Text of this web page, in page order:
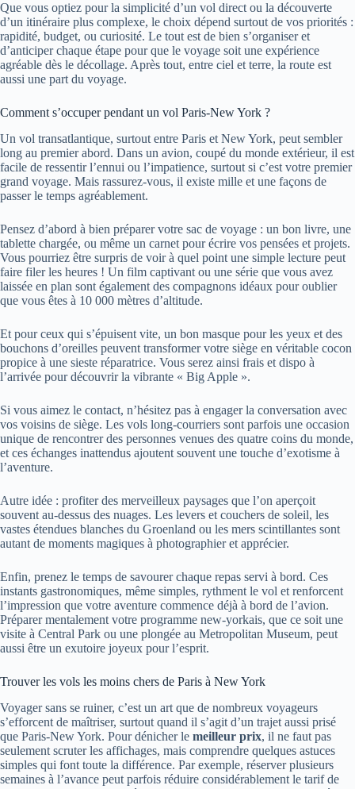
Que vous optiez pour la simplicité d’un vol direct ou la découverte
d’un itinéraire plus complexe, le choix dépend surtout de vos priorités :
rapidité, budget, ou curiosité. Le tout est de bien s’organiser et
d’anticiper chaque étape pour que le voyage soit une expérience
agréable dès le décollage. Après tout, entre ciel et terre, la route est
aussi une part du voyage.
Comment s’occuper pendant un vol Paris-New York ?
Un vol transatlantique, surtout entre Paris et New York, peut sembler
long au premier abord. Dans un avion, coupé du monde extérieur, il est
facile de ressentir l’ennui ou l’impatience, surtout si c’est votre premier
grand voyage. Mais rassurez-vous, il existe mille et une façons de
passer le temps agréablement.
Pensez d’abord à bien préparer votre sac de voyage : un bon livre, une
tablette chargée, ou même un carnet pour écrire vos pensées et projets.
Vous pourriez être surpris de voir à quel point une simple lecture peut
faire filer les heures ! Un film captivant ou une série que vous avez
laissée en plan sont également des compagnons idéaux pour oublier
que vous êtes à 10 000 mètres d’altitude.
Et pour ceux qui s’épuisent vite, un bon masque pour les yeux et des
bouchons d’oreilles peuvent transformer votre siège en véritable cocon
propice à une sieste réparatrice. Vous serez ainsi frais et dispo à
l’arrivée pour découvrir la vibrante « Big Apple ».
Si vous aimez le contact, n’hésitez pas à engager la conversation avec
vos voisins de siège. Les vols long-courriers sont parfois une occasion
unique de rencontrer des personnes venues des quatre coins du monde,
et ces échanges inattendus ajoutent souvent une touche d’exotisme à
l’aventure.
Autre idée : profiter des merveilleux paysages que l’on aperçoit
souvent au-dessus des nuages. Les levers et couchers de soleil, les
vastes étendues blanches du Groenland ou les mers scintillantes sont
autant de moments magiques à photographier et apprécier.
Enfin, prenez le temps de savourer chaque repas servi à bord. Ces
instants gastronomiques, même simples, rythment le vol et renforcent
l’impression que votre aventure commence déjà à bord de l’avion.
Préparer mentalement votre programme new-yorkais, que ce soit une
visite à Central Park ou une plongée au Metropolitan Museum, peut
aussi être un exutoire joyeux pour l’esprit.
Trouver les vols les moins chers de Paris à New York
Voyager sans se ruiner, c’est un art que de nombreux voyageurs
s’efforcent de maîtriser, surtout quand il s’agit d’un trajet aussi prisé
que Paris-New York. Pour dénicher le meilleur prix, il ne faut pas
seulement scruter les affichages, mais comprendre quelques astuces
simples qui font toute la différence. Par exemple, réserver plusieurs
semaines à l’avance peut parfois réduire considérablement le tarif de